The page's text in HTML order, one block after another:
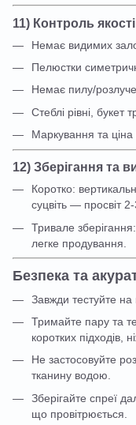
11) Контроль
Немає видимих
Пелюстки
Немає пилу/
Стеблі рівні, букет
Маркування та ціна
12) Зберігання та
Коротко:
суцвіть — просвіт
Тривале
легке продування.
Безпека та
Завжди тестуйте на
Тримайте пару та
коротких підходів,
Не застосовуйте
тканину водою.
Зберігайте спреї
що провітрюється.